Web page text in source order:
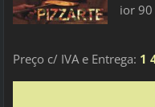
ior 90
Preço c/ IVA e Entrega: 1